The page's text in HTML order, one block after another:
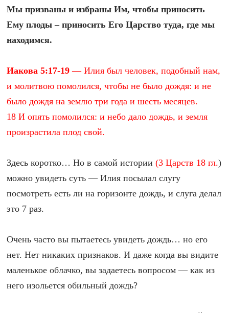
Мы призваны и избраны Им, чтобы приносить
Ему плоды – приносить Его Царство туда, где мы
находимся.
Иакова 5:17-19 — Илия был человек, подобный нам,
и молитвою помолился, чтобы не было дождя: и не
было дождя на землю три года и шесть месяцев.
18 И опять помолился: и небо дало дождь, и земля
произрастила плод свой.
Здесь коротко… Но в самой истории(3 Царств 18 гл.)
можно увидеть суть — Илия посылал слугу
посмотреть есть ли на горизонте дождь, и слуга делал
это 7 раз.
Очень часто вы пытаетесь увидеть дождь… но его
нет. Нет никаких признаков. И даже когда вы видите
маленькое облачко, вы задаетесь вопросом — как из
него изольется обильный дождь?